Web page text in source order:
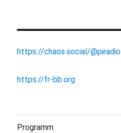
https://chaos.social/@piradio
https://fr-bb.org
Programm